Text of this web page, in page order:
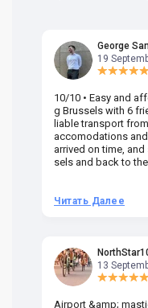
George
19
10/10 • Easy and
g Brussels with 6
liable transport
accomodations
arrived on time,
sels and back to
Читать Далее
13
Airport &amp;